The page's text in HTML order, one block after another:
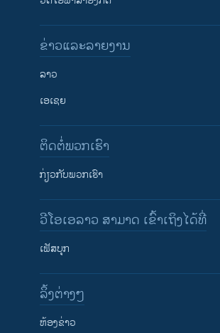
ຕິດຕາມພວກເຮົາ ທີ່
ຂ່າວແລະລາຍງານ
ລາວ
ເອເຊຍ
ຕິດຕໍ່ພວກເຮົາ
ກ່ຽວກັບພວກເຮົາ
ວີໂອເອລາວ ສາມາດ ເຂົ້າເຖິງໄດ້ທີ່
ເຟັສບຸກ
​ລິ້ງ​ຕ່າງໆ
​ຫ້ອງ​ຂ່າວ